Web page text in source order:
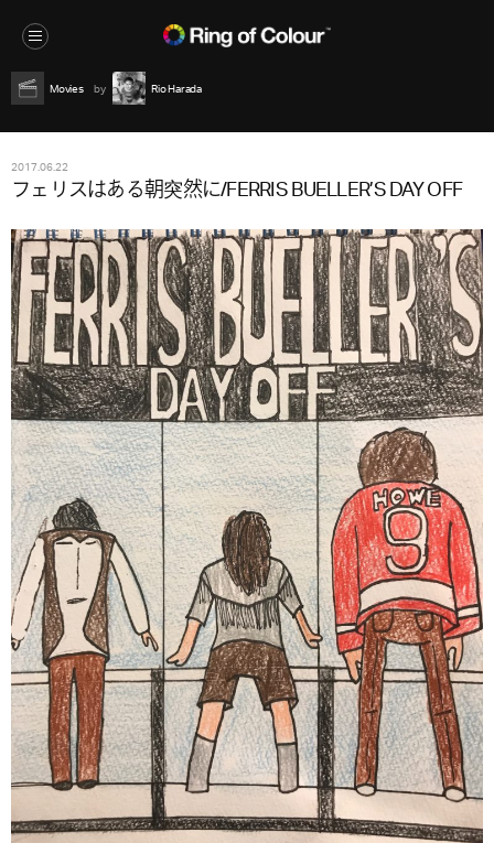
Movies Rio Harada
2017.06.22
フェリスはある朝突然に/FERRIS BUELLER’S DAY OFF